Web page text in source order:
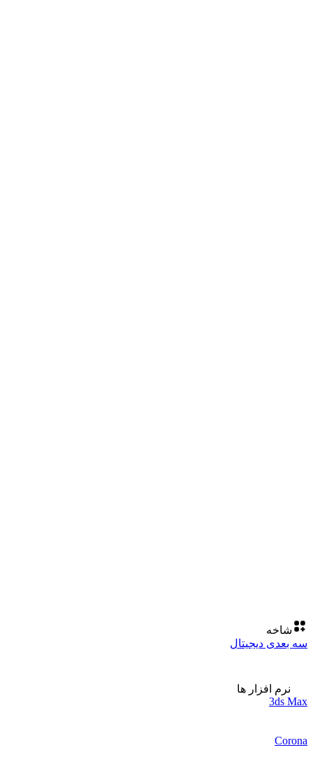
شاخه
سه بعدی دیجیتال
نرم افزار ها
3ds Max
Corona